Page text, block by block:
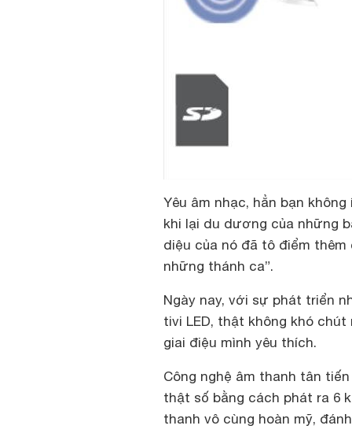
Yêu âm nhạc, hẳn bạn
khi lại du dương của những
diệu của nó đã tô điểm
những thánh ca”.
Ngày nay, với sự phát triển
tivi LED, thật không khó
giai điệu mình yêu thích.
Công nghệ âm thanh tân
thật số bằng cách phát ra 6
thanh vô cùng hoàn mỹ,